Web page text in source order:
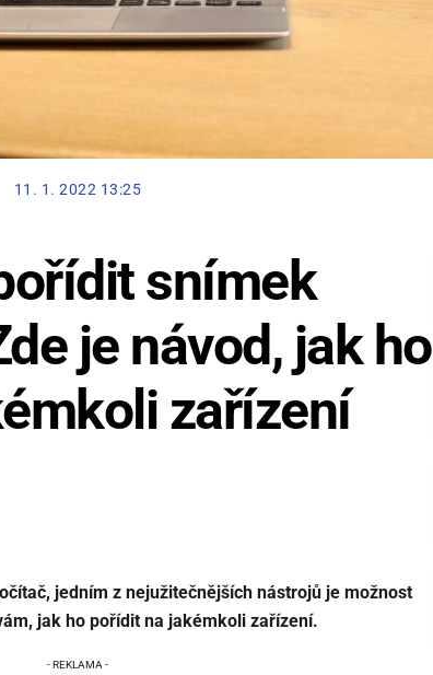
11. 1. 2022 13:25
snímek
je návod, jak ho
zařízení
jedním z nejužitečnějších nástrojů je možnost
jak ho pořídit na jakémkoli zařízení.